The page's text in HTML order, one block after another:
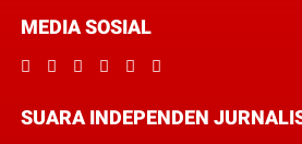
MEDIA SOSIAL
SUARA INDEPENDEN